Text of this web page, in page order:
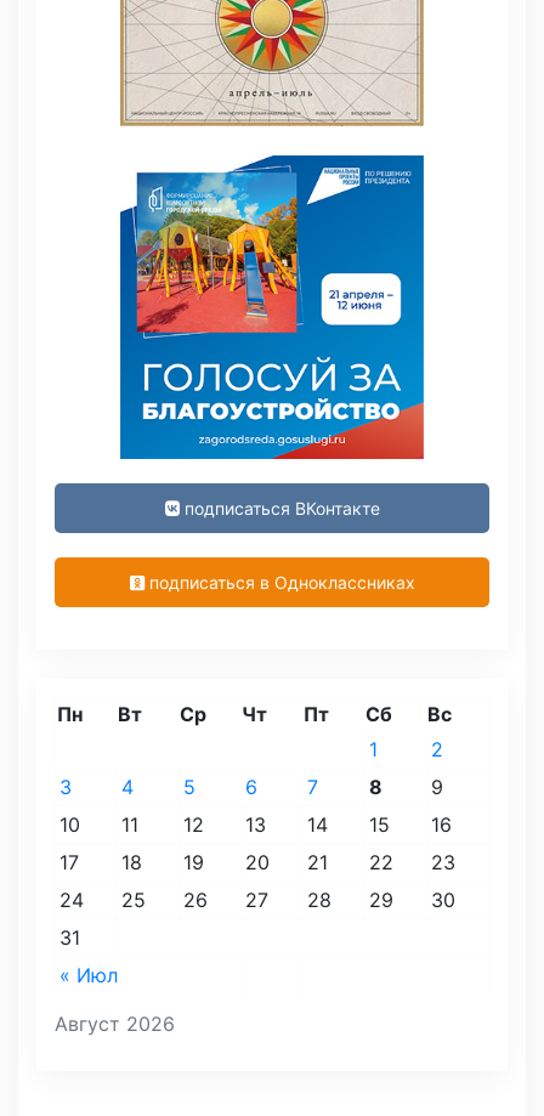
подписаться ВКонтакте
подписаться в Одноклассниках
Август 2026
Пн Вт Ср Чт Пт Сб Вс
« Июл
1
2
3
4 5 6 7 8
9
10
11 12 13 14 15
16
17
18 19 20 21 22
23
24
25 26 27 28 29
30
31